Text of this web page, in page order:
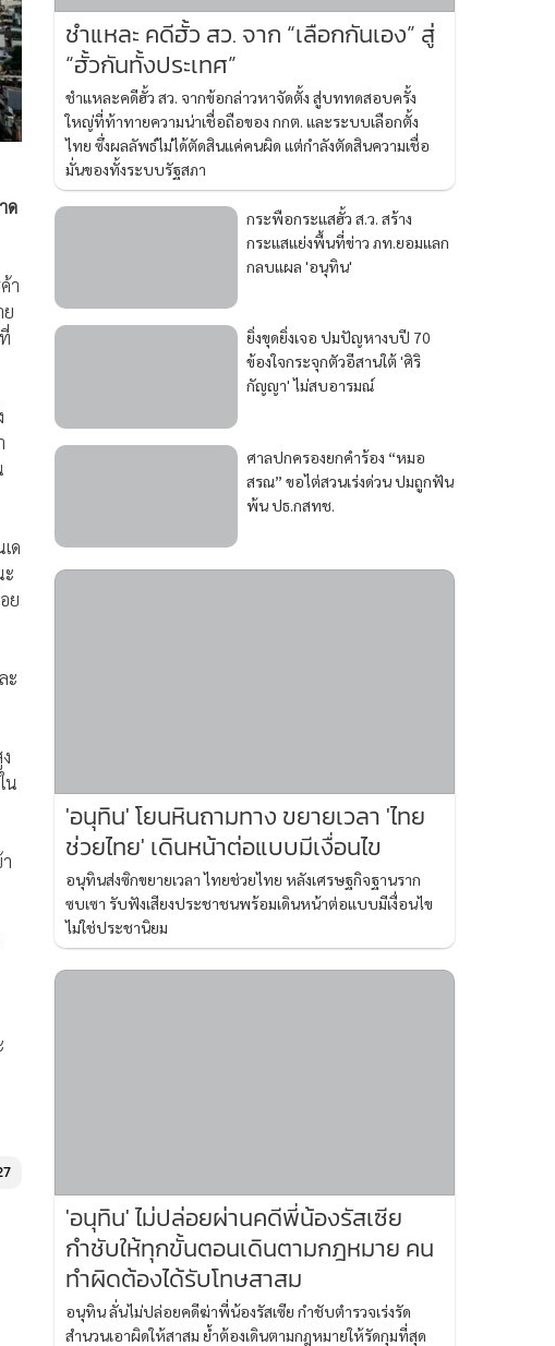
ด
า
ด
ะ
ย
ะ
น
ชำแหละ คดีฮั้ว สว. จาก “เลือกกันเอง” สู่
“ฮั้วกันทั้งประเทศ”
ชำแหละคดีฮั้ว สว. จากข้อกล่าวหาจัดตั้ง สู่บททดสอบครั้ง
ใหญ่ที่ท้าทายความน่าเชื่อถือของ กกต. และระบบเลือกตั้ง
ไทย ซึ่งผลลัพธ์ไม่ได้ตัดสินแค่คนผิด แต่กำลังตัดสินความเชื่อ
มั่นของทั้งระบบรัฐสภา
กระพือกระแสฮั้ว ส.ว. สร้าง
กระแสแย่งพื้นที่ข่าว ภท.ยอมแลก
กลบแผล 'อนุทิน'
ยิ่งขุดยิ่งเจอ ปมปัญหางบปี 70
ข้องใจกระจุกตัวอีสานใต้ 'ศิริ
กัญญา' ไม่สบอารมณ์
ศาลปกครองยกคำร้อง “หมอ
สรณ” ขอไต่สวนเร่งด่วน ปมถูกฟัน
พ้น ปธ.กสทช.
'อนุทิน' โยนหินถามทาง ขยายเวลา 'ไทย
ช่วยไทย' เดินหน้าต่อแบบมีเงื่อนไข
อนุทินส่งซิกขยายเวลา ไทยช่วยไทย หลังเศรษฐกิจฐานราก
ซบเซา รับฟังเสียงประชาชนพร้อมเดินหน้าต่อแบบมีเงื่อนไข
ไม่ใช่ประชานิยม
'อนุทิน' ไม่ปล่อยผ่านคดีพี่น้องรัสเซีย
กำชับให้ทุกขั้นตอนเดินตามกฎหมาย คน
ทำผิดต้องได้รับโทษสาสม
อนุทิน ลั่นไม่ปล่อยคดีฆ่าพี่น้องรัสเซีย กำชับตำรวจเร่งรัด
สำนวนเอาผิดให้สาสม ย้ำต้องเดินตามกฎหมายให้รัดกุมที่สุด